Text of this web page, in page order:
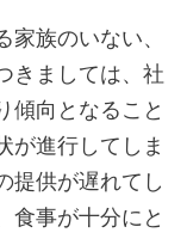
族のいない、
きましては、社
傾向となること
が進行してしま
提供が遅れてし
食事が十分にと